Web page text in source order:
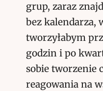
grup, zaraz
bez kalendarza,
tworzyłabym
godzin i po
sobie tworzenie
reagowania na